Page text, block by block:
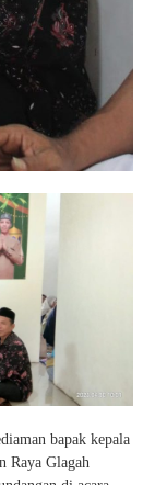
bapak kepala
Raya Glagah